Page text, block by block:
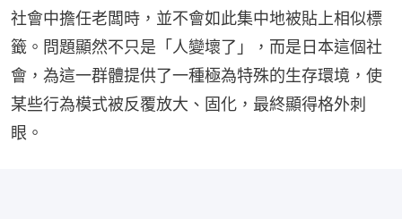
社會中擔任老闆時，並不會如此集中地被貼上相似標
籤。問題顯然不只是「人變壞了」，而是日本這個社
會，為這一群體提供了一種極為特殊的生存環境，使
某些行為模式被反覆放大、固化，最終顯得格外刺
眼。